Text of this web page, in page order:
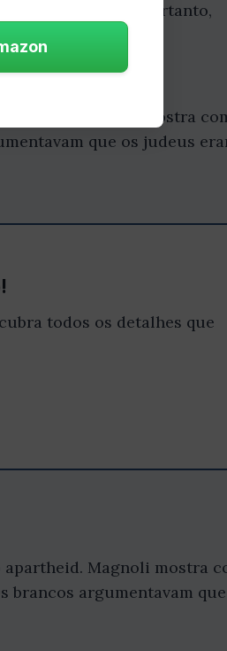
aos europeus e, portanto,
Magnoli mostra
que os judeus
todos os detalhes que
Magnoli mostra
brancos argumentavam